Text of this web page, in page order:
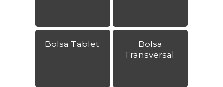
Bolsa Tablet
Bolsa
Transversal